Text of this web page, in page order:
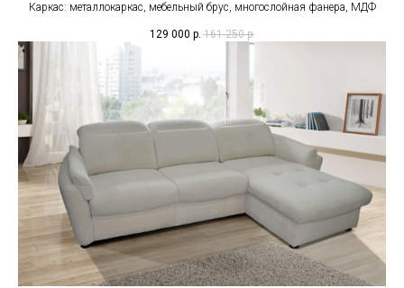
Каркас: металлокаркас, мебельный брус, многослойная фанера, МДФ
129 000 р. 161 250 р.